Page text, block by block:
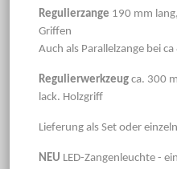
Regulierzange 190 mm
Griffen
Auch als Parallelzange bei
Regulierwerkzeug ca. 300
lack. Holzgriff
Lieferung als Set oder
NEU LED-Zangenleuchte -